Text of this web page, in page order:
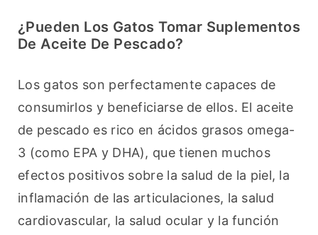
¿Pueden Los Gatos Tomar Suplementos
De Aceite De Pescado?
Los gatos son perfectamente capaces de
consumirlos y beneficiarse de ellos. El aceite
de pescado es rico en ácidos grasos omega-
3 (como EPA y DHA), que tienen muchos
efectos positivos sobre la salud de la piel, la
inflamación de las articulaciones, la salud
cardiovascular, la salud ocular y la función